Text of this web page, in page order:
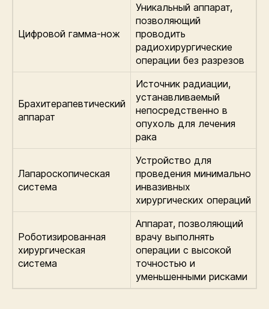
Цифровой гамма-нож
Уникальный аппарат,
позволяющий
проводить
радиохирургические
операции без разрезов
Брахитерапевтический
аппарат
Источник радиации,
устанавливаемый
непосредственно в
опухоль для лечения
рака
Лапароскопическая
система
Устройство для
проведения минимально
инвазивных
хирургических операций
Роботизированная
хирургическая
система
Аппарат, позволяющий
врачу выполнять
операции с высокой
точностью и
уменьшенными рисками